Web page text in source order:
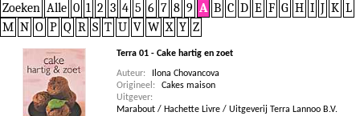
Zoeken Alle 0 1 2 3 4 5 6 7 8 9 A B C D E F G H I J K L
M N O P Q R S T U V W X Y Z
Terra 01 - Cake hartig en zoet
Auteur:
Ilona Chovancova
Origineel:
Cakes maison
Uitgever:
Marabout / Hachette Livre / Uitgeverij Terra Lannoo B.V.